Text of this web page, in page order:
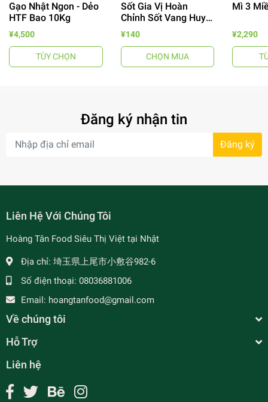
- 64%
- 7%
Gạo Nhật Ngon - Dẻo
HTF Bao 10Kg
¥4,500
TÙY CHỌN
Sốt Gia Vị Hoàn
Chỉnh Sốt Vang Huy
Tuấn
¥140
CHỌN MUA
Mì 3
¥2,290
Đăng ký nhận tin
Đăng ký
Liên Hệ Với Chúng Tôi
Hoàng Tân Food Siêu Thị Việt tại Nhật
Địa chỉ: 埼玉県上尾市小敷谷982-6
Số điện thoại: 08036881006
Email: hoangtanfood@gmail.com
Về chúng tôi
Hỗ Trợ
Liên hệ
undefined